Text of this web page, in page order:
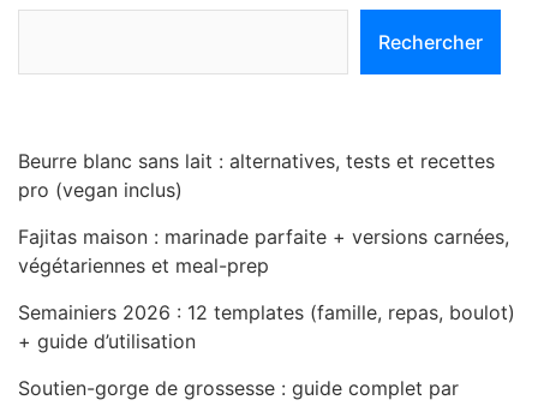
Rechercher
Beurre blanc sans lait : alternatives, tests et recettes
pro (vegan inclus)
Fajitas maison : marinade parfaite + versions carnées,
végétariennes et meal-prep
Semainiers 2026 : 12 templates (famille, repas, boulot)
+ guide d’utilisation
Soutien-gorge de grossesse : guide complet par